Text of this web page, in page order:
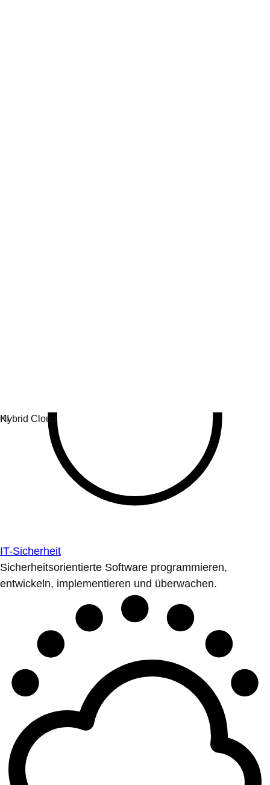
IT-Sicherheit
Sicherheitsorientierte Software programmieren,
entwickeln, implementieren und überwachen.